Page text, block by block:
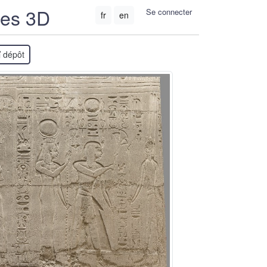
3D Se connecter
fr en
dépôt